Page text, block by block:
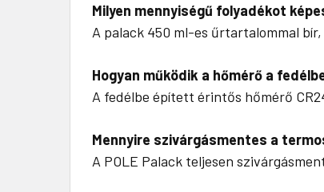
Milyen mennyiségű folyadékot
A palack 450 ml-es űrtartalommal
Hogyan működik a hőmérő a
A fedélbe épített érintős hőmérő
Mennyire szivárgásmentes a
A POLE Palack teljesen